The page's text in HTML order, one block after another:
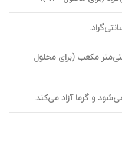
بر سانتی‌متر مکعب (برای محلول
و گرما آزاد می‌کند.